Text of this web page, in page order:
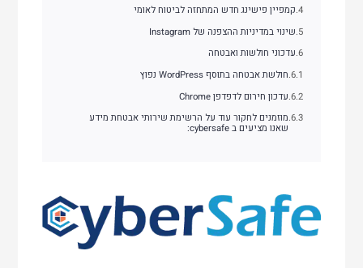
קמפיין פישינג חדש המתחזה לביטוח לאומי
שינוי במדיניות ההצפנה של Instagram
עדכוני חולשות ואבטחה
חולשת אבטחה בתוסף WordPress נפוץ
עדכון חירום לדפדפן Chrome
מוזמנים לחקור עוד על הרשימת שירותי אבטחת מידע
שאנו מציעים ב cybersafe: